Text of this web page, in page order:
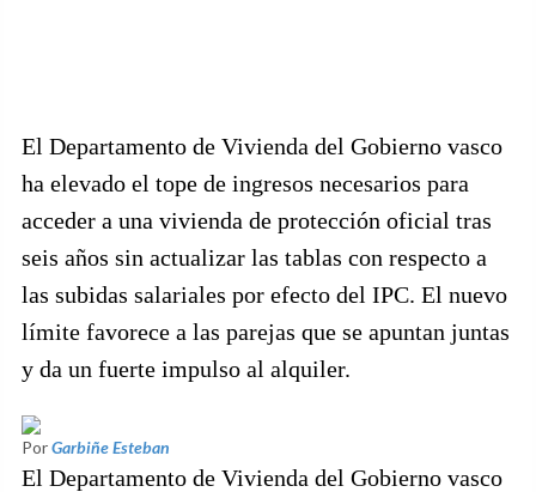
El Departamento de Vivienda del Gobierno vasco
ha elevado el tope de ingresos necesarios para
acceder a una vivienda de protección oficial tras
seis años sin actualizar las tablas con respecto a
las subidas salariales por efecto del IPC. El nuevo
límite favorece a las parejas que se apuntan juntas
y da un fuerte impulso al alquiler.
PorGarbiñe Esteban
El Departamento de Vivienda del Gobierno vasco